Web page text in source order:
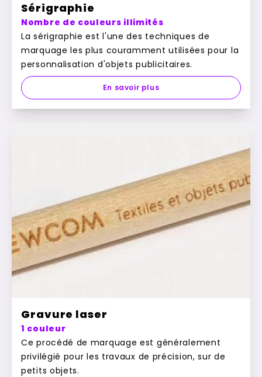
Sérigraphie
Nombre de couleurs illimités
La sérigraphie est l'une des techniques de
marquage les plus couramment utilisées pour la
personnalisation d'objets publicitaires.
En savoir plus
Gravure laser
1 couleur
Ce procédé de marquage est généralement
privilégié pour les travaux de précision, sur de
petits objets.